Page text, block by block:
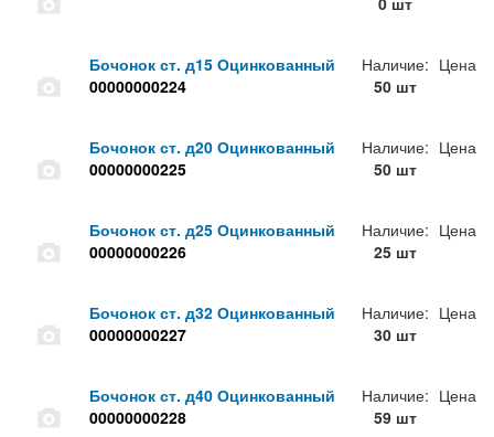
Бочонок ст. д15 Оцинкованный
00000000224
Наличие:
50 шт
Цена
Бочонок ст. д20 Оцинкованный
00000000225
Наличие:
50 шт
Цена
Бочонок ст. д25 Оцинкованный
00000000226
Наличие:
25 шт
Цена
Бочонок ст. д32 Оцинкованный
00000000227
Наличие:
30 шт
Цена
Бочонок ст. д40 Оцинкованный
00000000228
Наличие:
59 шт
Цена